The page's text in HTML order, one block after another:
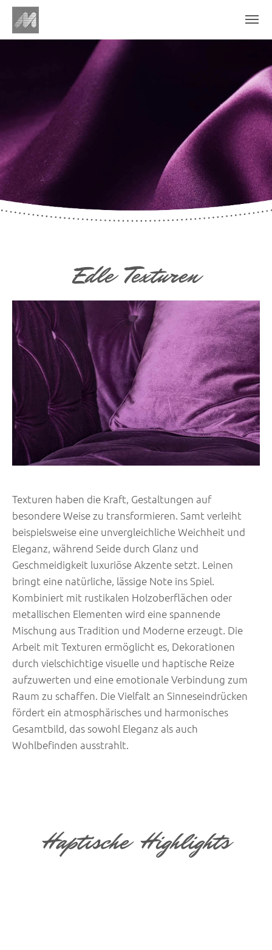
Edle Texturen
Texturen haben die Kraft, Gestaltungen auf
besondere Weise zu transformieren. Samt verleiht
beispielsweise eine unvergleichliche Weichheit und
Eleganz, während Seide durch Glanz und
Geschmeidigkeit luxuriöse Akzente setzt. Leinen
bringt eine natürliche, lässige Note ins Spiel.
Kombiniert mit rustikalen Holzoberflächen oder
metallischen Elementen wird eine spannende
Mischung aus Tradition und Moderne erzeugt. Die
Arbeit mit Texturen ermöglicht es, Dekorationen
durch vielschichtige visuelle und haptische Reize
aufzuwerten und eine emotionale Verbindung zum
Raum zu schaffen. Die Vielfalt an Sinneseindrücken
fördert ein atmosphärisches und harmonisches
Gesamtbild, das sowohl Eleganz als auch
Wohlbefinden ausstrahlt.
Haptische Highlights